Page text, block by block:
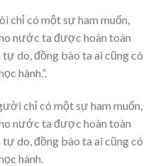
chỉ có một sự ham muốn,
nước ta được hoàn toàn
do, đồng bào ta ai cũng có
hành.”.
chỉ có một sự ham muốn,
nước ta được hoàn toàn
do, đồng bào ta ai cũng có
hành.